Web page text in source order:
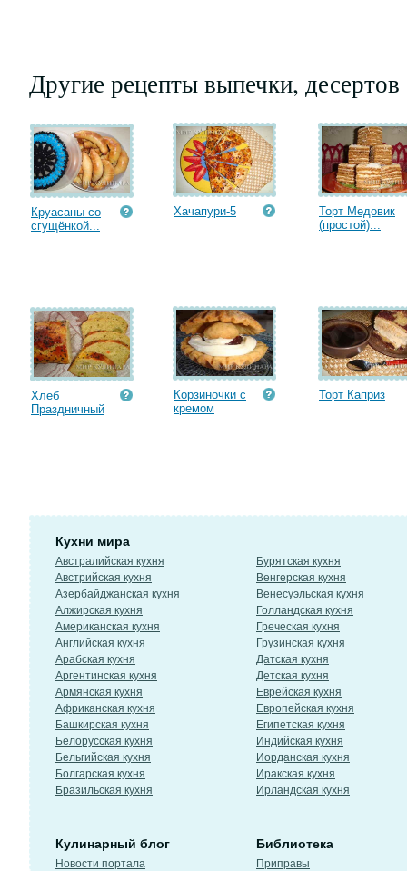
Другие рецепты выпечки, десертов
Круасаны со
сгущёнкой...
Хачапури-5
Торт Медовик
(простой)...
Хлеб
Праздничный
Корзиночки с
кремом
Торт Каприз
Кухни мира
Австралийская кухня
Австрийская кухня
Азербайджанская кухня
Алжирская кухня
Американская кухня
Английская кухня
Арабская кухня
Аргентинская кухня
Армянская кухня
Африканская кухня
Башкирская кухня
Белорусская кухня
Бельгийская кухня
Болгарская кухня
Бразильская кухня
Бурятская кухня
Венгерская кухня
Венесуэльская кухня
Голландская кухня
Греческая кухня
Грузинская кухня
Датская кухня
Детская кухня
Еврейская кухня
Европейская кухня
Египетская кухня
Индийская кухня
Иорданская кухня
Иракская кухня
Ирландская кухня
Кулинарный блог
Новости портала
Библиотека
Приправы